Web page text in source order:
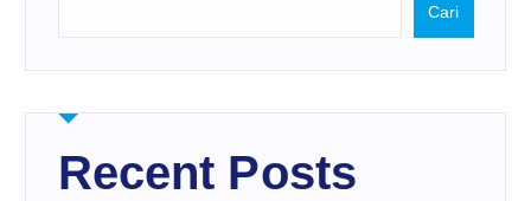
Cari
Recent Posts